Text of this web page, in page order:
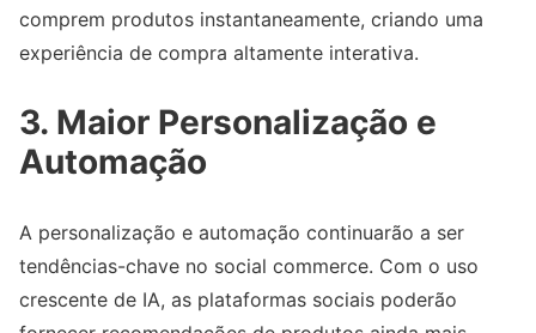
comprem produtos instantaneamente, criando uma
experiência de compra altamente interativa.
3. Maior Personalização e
Automação
A personalização e automação continuarão a ser
tendências-chave no social commerce. Com o uso
crescente de IA, as plataformas sociais poderão